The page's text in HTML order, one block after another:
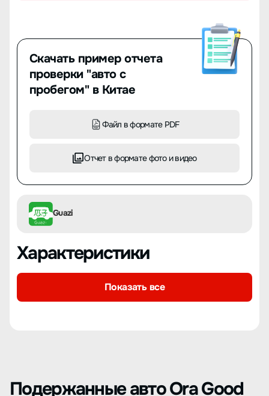
Скачать пример отчета
проверки "авто с
пробегом" в Китае
Файл в формате PDF
Отчет в формате фото и видео
Guazi
Характеристики
Показать все
Подержанные авто Ora Good